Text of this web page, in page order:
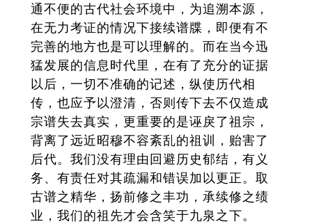
通不便的古代社会环境中，为追溯本源，
在无力考证的情况下接续谱牒，即便有不
完善的地方也是可以理解的。而在当今迅
猛发展的信息时代里，在有了充分的证据
以后，一切不准确的记述，纵使历代相
传，也应予以澄清，否则传下去不仅造成
宗谱失去真实，更重要的是诬戾了祖宗，
背离了远近昭穆不容紊乱的祖训，贻害了
后代。我们没有理由回避历史郁结，有义
务、有责任对其疏漏和错误加以更正。取
古谱之精华，扬前修之丰功，承续修之绩
业，我们的祖先才会含笑于九泉之下。